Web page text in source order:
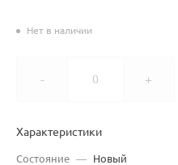
Нет в наличии
- +
Характеристики
Состояние —
Новый